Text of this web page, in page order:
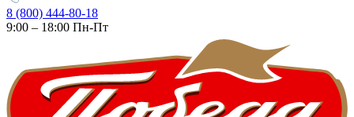
8 (800) 444-80-18
9:00 – 18:00 Пн-Пт